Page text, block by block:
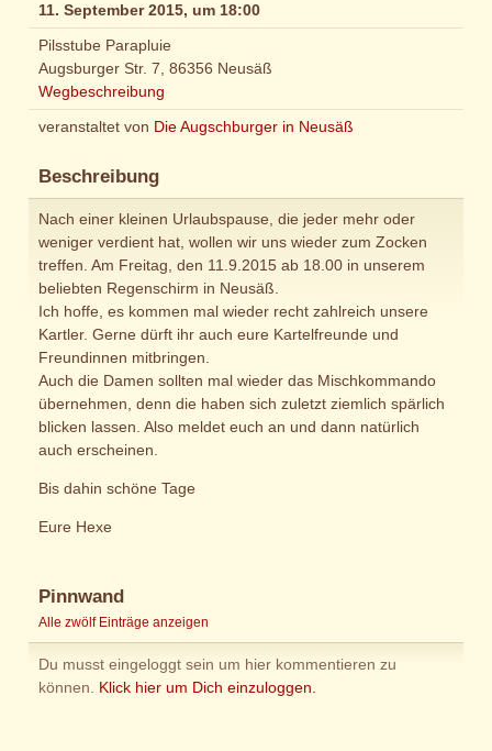
11. September 2015, um 18:00
Pilsstube Parapluie
Augsburger Str. 7, 86356 Neusäß
Wegbeschreibung
veranstaltet von Die Augschburger in Neusäß
Beschreibung
Nach einer kleinen Urlaubspause, die jeder mehr oder
weniger verdient hat, wollen wir uns wieder zum Zocken
treffen. Am Freitag, den 11.9.2015 ab 18.00 in unserem
beliebten Regenschirm in Neusäß.
Ich hoffe, es kommen mal wieder recht zahlreich unsere
Kartler. Gerne dürft ihr auch eure Kartelfreunde und
Freundinnen mitbringen.
Auch die Damen sollten mal wieder das Mischkommando
übernehmen, denn die haben sich zuletzt ziemlich spärlich
blicken lassen. Also meldet euch an und dann natürlich
auch erscheinen.
Bis dahin schöne Tage
Eure Hexe
Pinnwand
Alle zwölf Einträge anzeigen
Du musst eingeloggt sein um hier kommentieren zu
können. Klick hier um Dich einzuloggen.